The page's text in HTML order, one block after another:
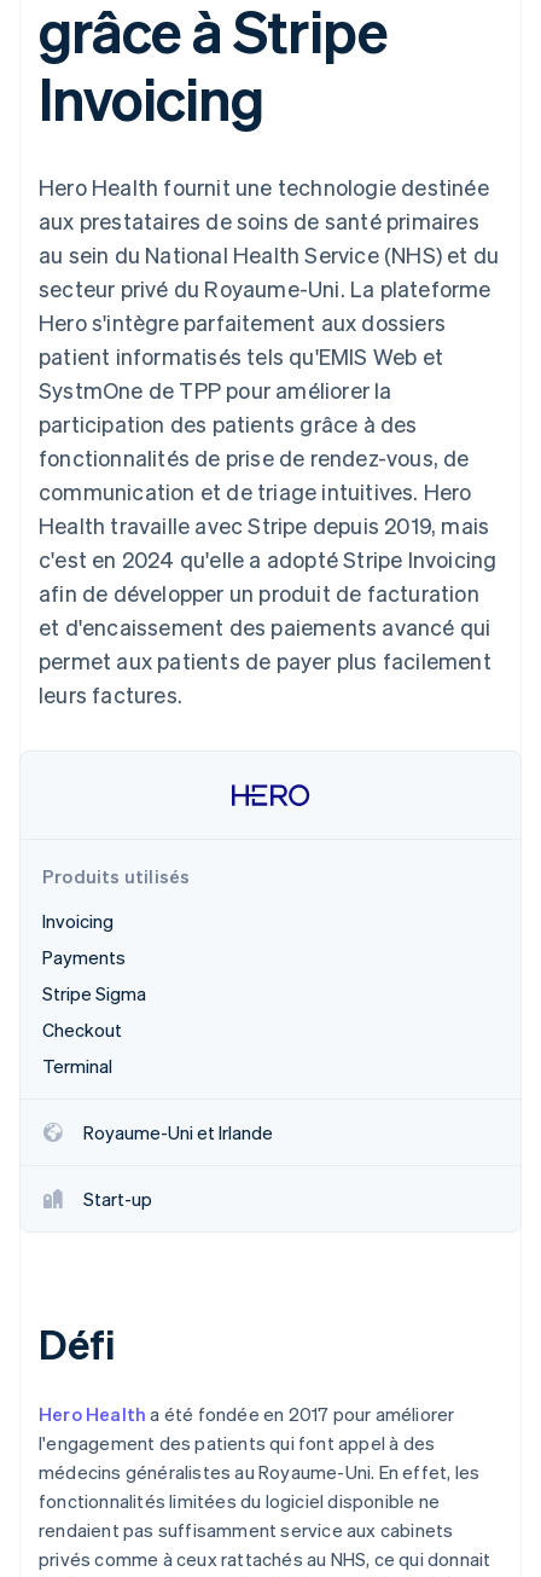
Moyens de
paiement
Accès à plus
de 125
Terminal
Authorization
Acceptation
optimisée
Paiements
accélérés
Connections
Comptes
associés
Recognition
Comptabilité
automatisée
Rapports
personnalisés
des données
Product roadmap
Découvrez les prochaines évolutions
Radar
Prévention de la fraude
Atlas
Constitution de start-up
Vérification de l'identité
Stripe Sessions 2026
Découvrez comment Stripe construit l’infrastructure
l’application
Marketplaces
Gestion financière
Plateformes
SaaS
Par secteur
Entreprises d'IA
créateurs
Jeux
Hôtellerie, voyages et
loisirs
Assurance
Médias et
divertissements
Organisations à but
non lucratif
Services aux
entreprises
Secteur public
Commerce en ligne
Partenaires
Gérer des
abonnements
Proposer une
facturation à l'usage
Émettre des cartes
bancaires adossées à
services avec des
agents
Ressources
Intégrations
d'applications
Exemples de code
Blog des développeurs
État de l'API
Entreprise
Roadmap produit
Sessions : conférence
annuelle
presse
Stripe Press
Contact
Contacter notre équipe
Devenir partenaire
grâce à Stripe
Invoicing
Hero Health fournit une technologie destinée
aux prestataires de soins de santé primaires
au sein du National Health Service (NHS) et du
secteur privé du Royaume-Uni. La plateforme
Hero s'intègre parfaitement aux dossiers
patient informatisés tels qu'EMIS Web et
SystmOne de TPP pour améliorer la
participation des patients grâce à des
fonctionnalités de prise de rendez-vous, de
communication et de triage intuitives. Hero
Health travaille avec Stripe depuis 2019, mais
c'est en 2024 qu'elle a adopté Stripe Invoicing
afin de développer un produit de facturation
et d'encaissement des paiements avancé qui
permet aux patients de payer plus facilement
leurs factures.
Produits utilisés
Invoicing
Payments
Stripe Sigma
Checkout
Terminal
Royaume-Uni et Irlande
Start-up
Défi
Hero Health a été fondée en 2017 pour améliorer
l'engagement des patients qui font appel à des
médecins généralistes au Royaume-Uni. En effet, les
fonctionnalités limitées du logiciel disponible ne
rendaient pas suffisamment service aux cabinets
privés comme à ceux rattachés au NHS, ce qui donnait